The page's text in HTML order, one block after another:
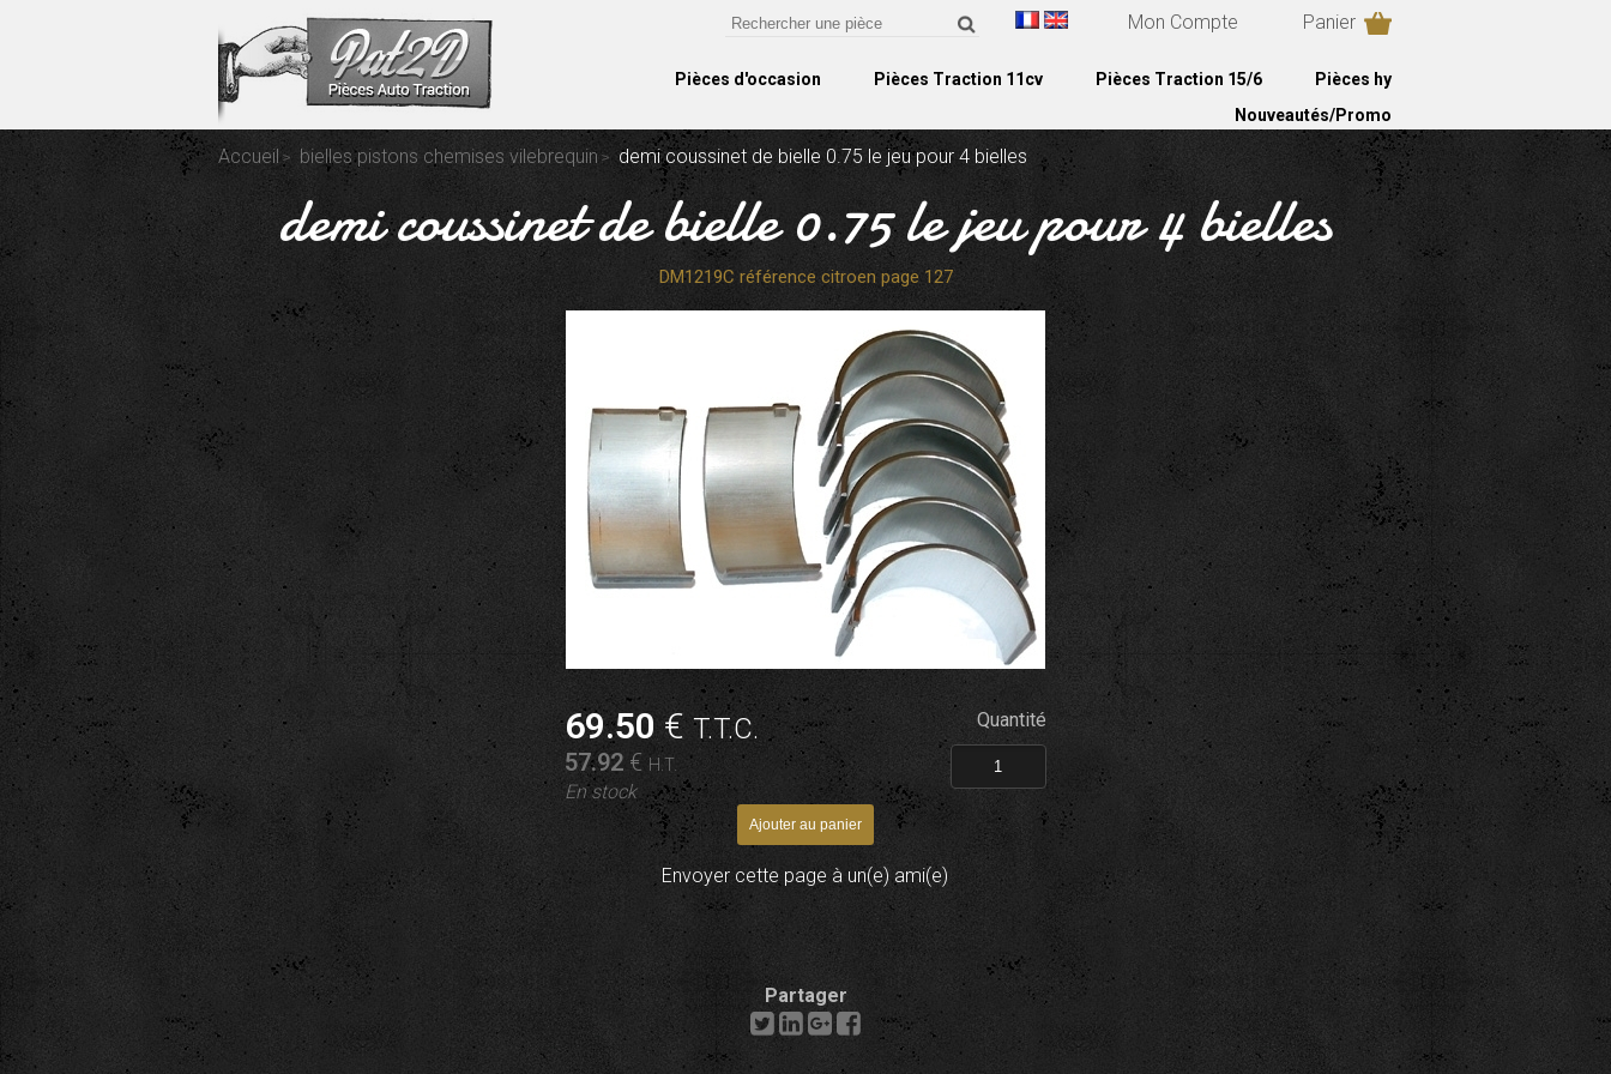
Mon Compte Panier
Pièces d'occasion Pièces Traction 11cv Pièces Traction 15/6
Pièces hy
Nouveautés/Promo
Accueil bielles pistons chemises vilebrequin demi coussinet de bielle 0.75 le jeu pour 4 bielles
demi coussinet de bielle 0.75 le jeu pour 4 bielles
DM1219C référence citroen page 127
69.50 €T.T.C.
57.92 € H.T.
En stock
Quantité
Envoyer cette page à un(e) ami(e)
Partager